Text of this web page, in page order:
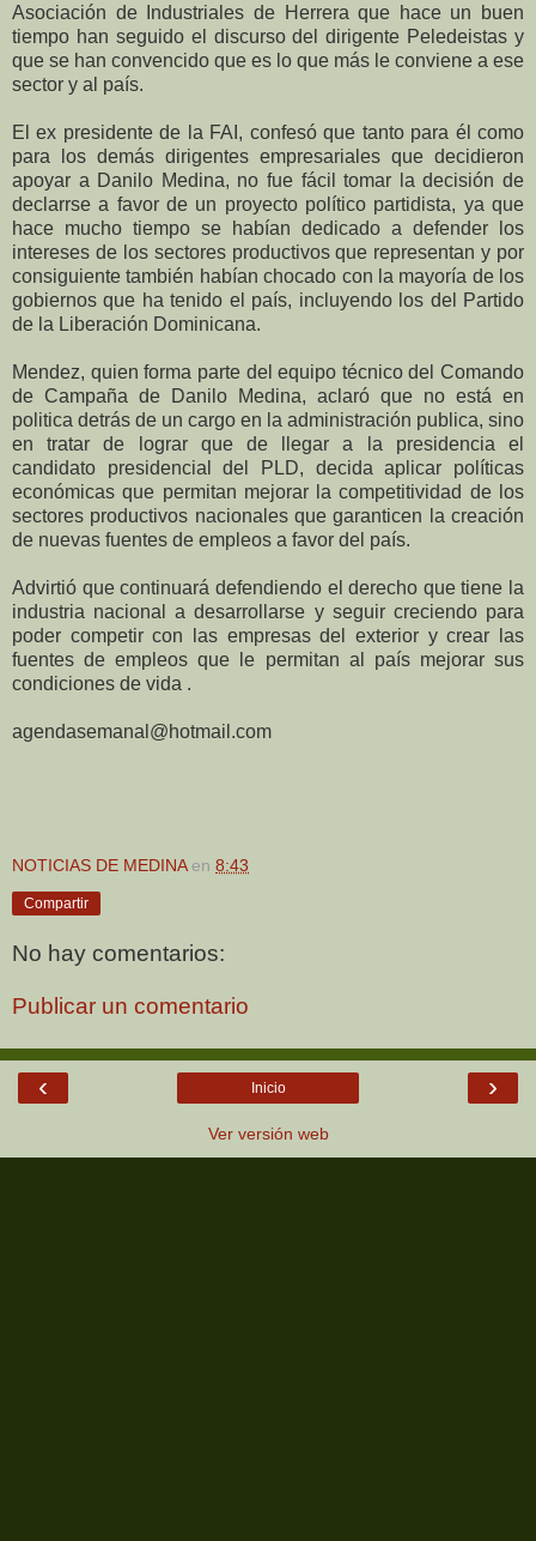
Asociación de Industriales de Herrera que hace un buen
tiempo han seguido el discurso del dirigente Peledeistas y
que se han convencido que es lo que más le conviene a ese
sector y al país.
El ex presidente de la FAI, confesó que tanto para él como
para los demás dirigentes empresariales que decidieron
apoyar a Danilo Medina, no fue fácil tomar la decisión de
declarrse a favor de un proyecto político partidista, ya que
hace mucho tiempo se habían dedicado a defender los
intereses de los sectores productivos que representan y por
consiguiente también habían chocado con la mayoría de los
gobiernos que ha tenido el país, incluyendo los del Partido
de la Liberación Dominicana.
Mendez, quien forma parte del equipo técnico del Comando
de Campaña de Danilo Medina, aclaró que no está en
politica detrás de un cargo en la administración publica, sino
en tratar de lograr que de llegar a la presidencia el
candidato presidencial del PLD, decida aplicar políticas
económicas que permitan mejorar la competitividad de los
sectores productivos nacionales que garanticen la creación
de nuevas fuentes de empleos a favor del país.
Advirtió que continuará defendiendo el derecho que tiene la
industria nacional a desarrollarse y seguir creciendo para
poder competir con las empresas del exterior y crear las
fuentes de empleos que le permitan al país mejorar sus
condiciones de vida .
agendasemanal@hotmail.com
NOTICIAS DE MEDINA en 8:43
Compartir
No hay comentarios:
Publicar un comentario
‹ ›
Inicio
Ver versión web